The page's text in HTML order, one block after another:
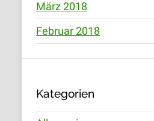
März 2018
Februar 2018
Kategorien